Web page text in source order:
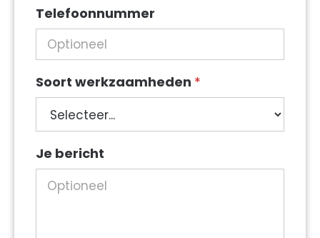
Telefoonnummer
Soort werkzaamheden *
werkzaamheden
Je bericht